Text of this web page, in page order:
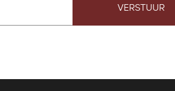
VERSTUUR